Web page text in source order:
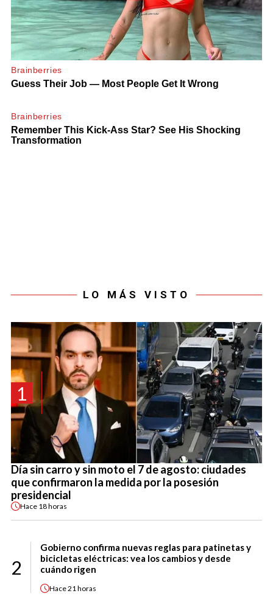
LO MÁS VISTO
1
Día sin carro y sin moto el 7 de agosto: ciudades
que confirmaron la medida por la posesión
presidencial
Hace 18 horas
2
Gobierno confirma nuevas reglas para patinetas y
bicicletas eléctricas: vea los cambios y desde
cuándo rigen
Hace21 horas